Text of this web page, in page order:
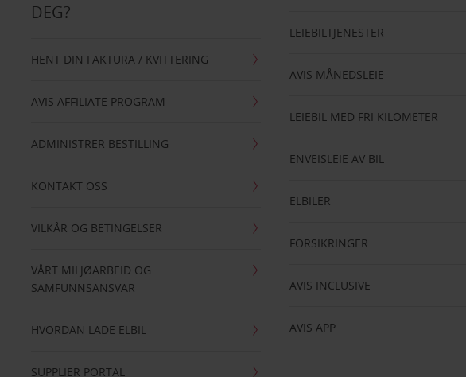
DEG?
HENT DIN FAKTURA / KVITTERING
AVIS AFFILIATE PROGRAM
ADMINISTRER BESTILLING
KONTAKT OSS
VILKÅR OG BETINGELSER
VÅRT MILJØARBEID OG
SAMFUNNSANSVAR
HVORDAN LADE ELBIL
SUPPLIER PORTAL
LEIEBILTJENESTER
AVIS MÅNEDSLEIE
LEIEBIL MED FRI KILOMETER
ENVEISLEIE AV BIL
ELBILER
FORSIKRINGER
AVIS INCLUSIVE
AVIS APP